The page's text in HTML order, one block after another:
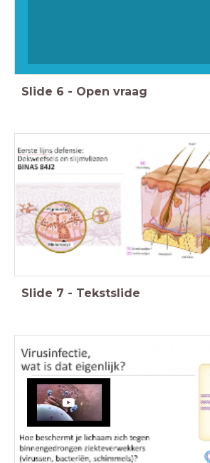
Slide 6 - Open vraag
Slide 7 - Tekstslide